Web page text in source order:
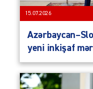
15.07.2026
yeni inkişaf